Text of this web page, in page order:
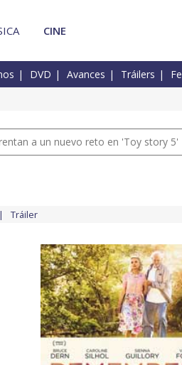
CINE
DVD Avances Tráilers
a un nuevo reto en 'Toy story 5'
Tráiler